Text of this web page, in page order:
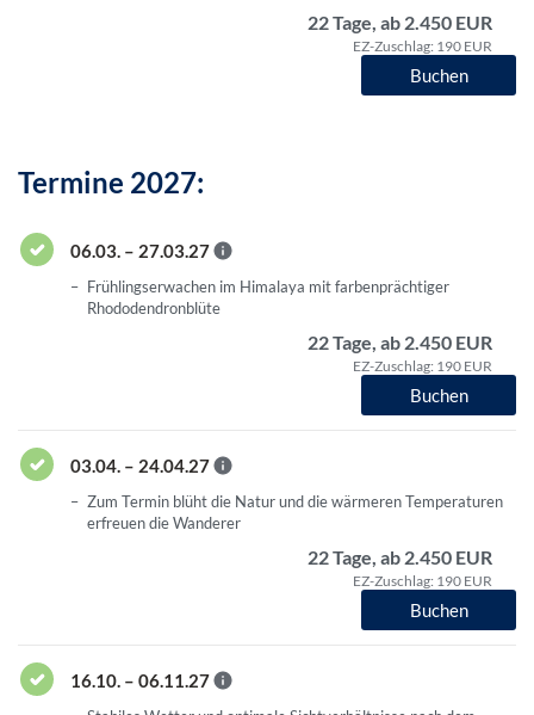
22 Tage, ab 2.450 EUR
EZ-Zuschlag: 190 EUR
Buchen
Termine 2027:
06.03. – 27.03.27
Frühlingserwachen im Himalaya mit farbenprächtiger
Rhododendronblüte
22 Tage, ab 2.450 EUR
EZ-Zuschlag: 190 EUR
Buchen
03.04. – 24.04.27
Zum Termin blüht die Natur und die wärmeren Temperaturen
erfreuen die Wanderer
22 Tage, ab 2.450 EUR
EZ-Zuschlag: 190 EUR
Buchen
16.10. – 06.11.27